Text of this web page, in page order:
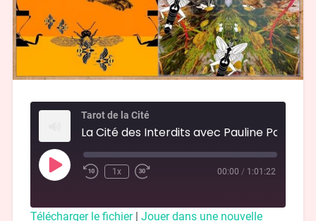
Tarot de la Cité
1x 00:00 / 1:01:22
Télécharger le fichier| Jouer dans une nouvelle